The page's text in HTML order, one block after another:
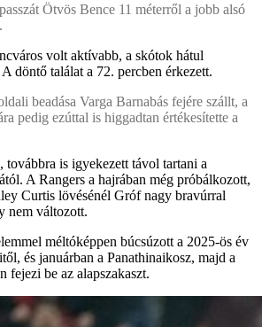
Ötvös Bence 11 méterről a jobb alsó
volt aktívabb, a skótok hátul
döntő találat a 72. percben érkezett.
beadása Varga Barnabás fejére szállt, a
pedig ezúttal is higgadtan értékesítette a
továbbra is igyekezett távol tartani a
A Rangers a hajrában még próbálkozott,
Curtis lövésénél Gróf nagy bravúrral
nem változott.
méltóképpen búcsúzott a 2025-ös év
és januárban a Panathinaikosz, majd a
fejezi be az alapszakaszt.